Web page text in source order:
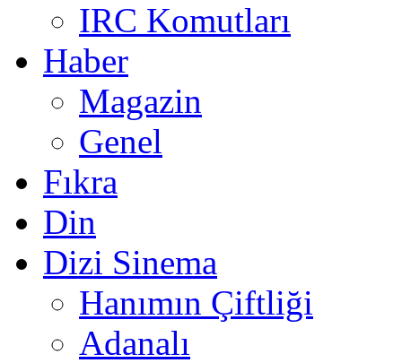
IRC Komutları
Haber
Magazin
Genel
Fıkra
Din
Dizi Sinema
Hanımın Çiftliği
Adanalı